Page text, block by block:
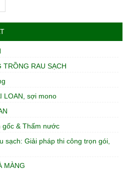
RAU SẠCH
LOAN, sợi mono
gốc & Thấm nước
sạch: Giải pháp thi công trọn gói,
MÀNG